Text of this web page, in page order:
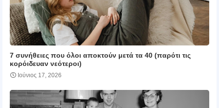
7 συνήθειες που όλοι αποκτούν μετά τα 40 (παρότι τις
κορόιδευαν νεότεροι)
Ιούνιος 17, 2026